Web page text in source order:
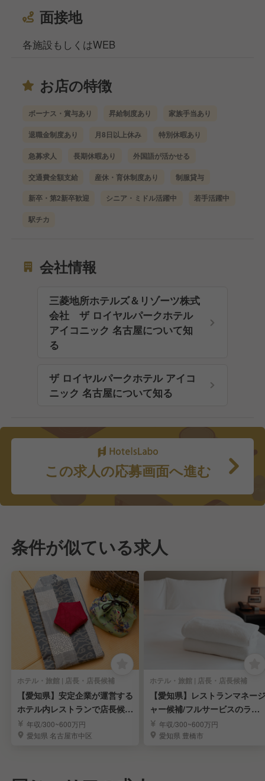
面接地
各施設もしくはWEB
お店の特徴
ボーナス・賞与あり 昇給制度あり 家族手当あり
退職金制度あり 月8日以上休み 特別休暇あり
急募求人 長期休暇あり 外国語が活かせる
交通費全額支給 産休・育休制度あり 制服貸与
新卒・第2新卒歓迎 シニア・ミドル活躍中 若手活躍中
駅チカ
会社情報
三菱地所ホテルズ＆リゾーツ株式
会社 ザ ロイヤルパークホテル
アイコニック 名古屋について知
る
ザ ロイヤルパークホテル アイコ
ニック 名古屋について知る
この求人の応募画面へ進む
条件が似ている求人
ホテル・旅館 | 店長・店長候補
【愛知県】安定企業が運営する
ホテル内レストランで店長候補
を募集！月9日休み
年収/300~600万円
愛知県 名古屋市中区
ホテル・旅館 | 店長・店長候補
【愛知県】レストランマネージ
ャー候補/フルサービスのラン
ドマークホテル(豊橋市)/週休2
日制＊退職金制度あり＊業績賞
年収/300~600万円
愛知県 豊橋市